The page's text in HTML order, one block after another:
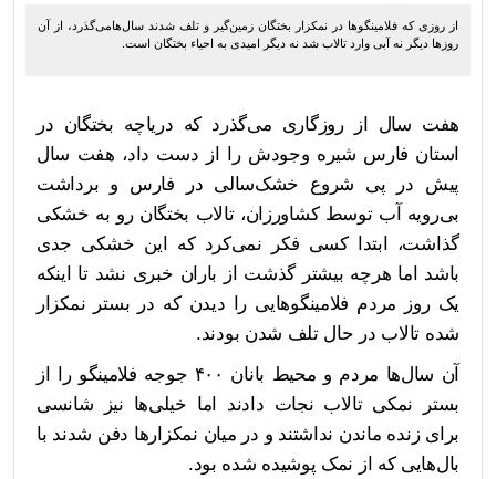
از روزی که فلامینگوها در نمکزار بختگان زمین‌گیر و تلف شدند سال‌هامی‌گذرد، از آن
روزها دیگر نه آبی وارد تالاب شد نه دیگر امیدی به احیاء بختگان است.
هفت سال از روزگاری می‌گذرد که دریاچه بختگان در
استان فارس شیره وجودش را از دست داد، هفت سال
پیش در‌ پی شروع خشک‌سالی در فارس و برداشت
بی‌رویه آب توسط کشاورزان، تالاب بختگان رو به خشکی
گذاشت، ابتدا کسی فکر نمی‌کرد که این خشکی جدی
باشد اما هرچه بیشتر گذشت از باران خبری نشد تا اینکه
یک روز مردم فلامینگوهایی را دیدن که در بستر نمکزار
شده تالاب در حال تلف شدن بودند.
آن سال‌ها مردم و محیط بانان ۴۰۰ جوجه فلامینگو را از
بستر نمکی تالاب نجات دادند اما خیلی‌ها نیز شانسی
برای زنده ماندن نداشتند و در میان نمکزارها دفن شدند با
بال‌هایی که از نمک پوشیده شده بود.